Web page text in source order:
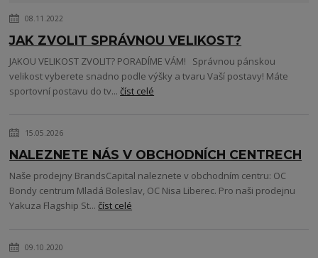
08.11.2022
JAK ZVOLIT SPRÁVNOU VELIKOST?
JAKOU VELIKOST ZVOLIT? PORADÍME VÁM! Správnou pánskou
velikost vyberete snadno podle výšky a tvaru Vaší postavy! Máte
sportovní postavu do tv...číst celé
15.05.2026
NALEZNETE NÁS V OBCHODNÍCH CENTRECH
Naše prodejny BrandsCapital naleznete v obchodním centru: OC
Bondy centrum Mladá Boleslav, OC Nisa Liberec. Pro naši prodejnu
Yakuza Flagship St...číst celé
09.10.2020